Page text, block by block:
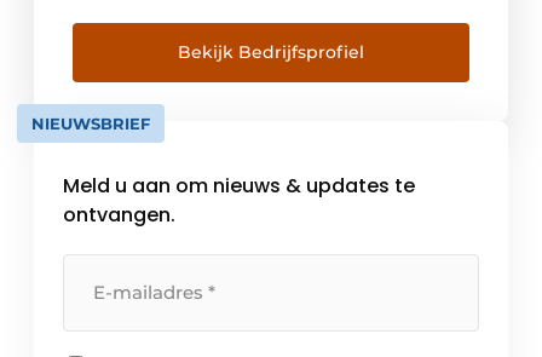
innovatieve op het gebied van elektrisch
materiaal, verlichting, multi energie
(laadpalen, zonnepanelen, …), beveiliging,
data, kabels & kabelgoten, tools en white &
brown materiaal. De missie van […]
Bekijk Bedrijfsprofiel
NIEUWSBRIEF
Meld u aan om nieuws & updates te
ontvangen.